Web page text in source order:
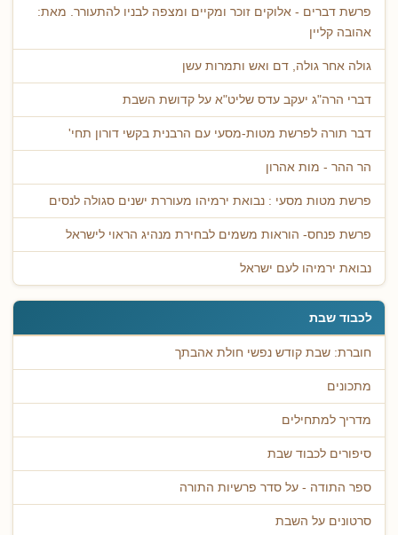
פרשת דברים - אלוקים זוכר ומקיים ומצפה לבניו להתעורר. מאת:
אהובה קליין
גולה אחר גולה, דם ואש ותמרות עשן
דברי הרה"ג יעקב עדס שליט"א על קדושת השבת
דבר תורה לפרשת מטות-מסעי עם הרבנית בקשי דורון תחי'
הר ההר - מות אהרון
פרשת מטות מסעי : נבואת ירמיהו מעוררת ישנים סגולה לנסים
פרשת פנחס- הוראות משמים לבחירת מנהיג הראוי לישראל
נבואת ירמיהו לעם ישראל
לכבוד שבת
חוברת: שבת קודש נפשי חולת אהבתך
מתכונים
מדריך למתחילים
סיפורים לכבוד שבת
ספר התודה - על סדר פרשיות התורה
סרטונים על השבת